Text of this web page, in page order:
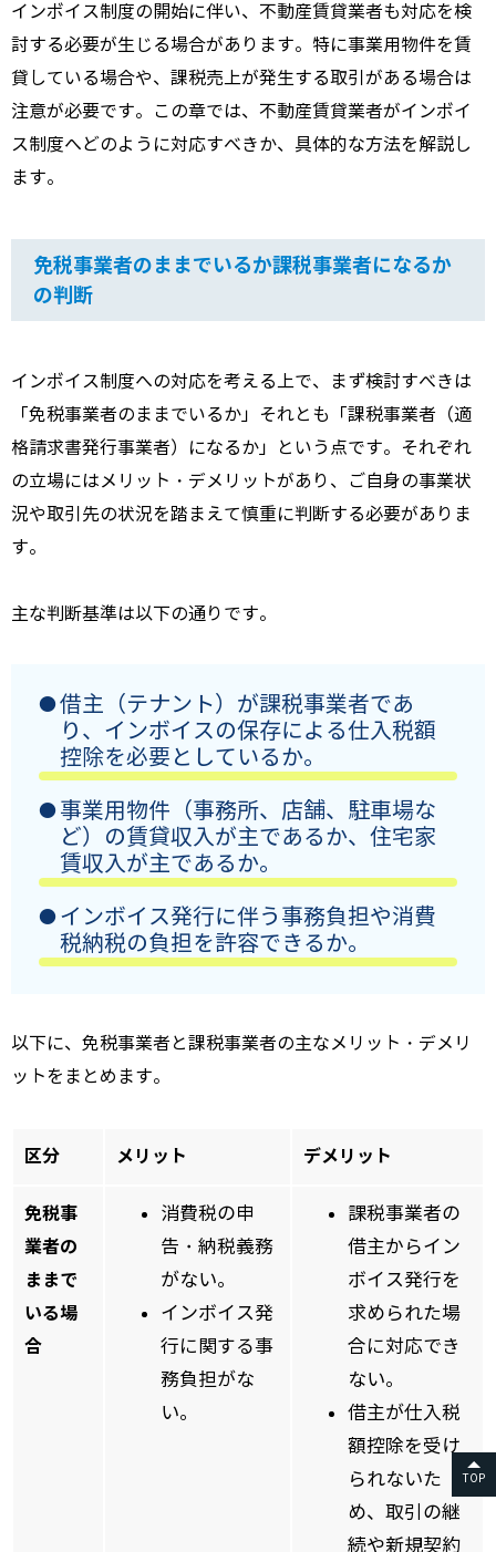
インボイス制度の開始に伴い、不動産賃貸業者も対応を検
討する必要が生じる場合があります。特に事業用物件を賃
貸している場合や、課税売上が発生する取引がある場合は
注意が必要です。この章では、不動産賃貸業者がインボイ
ス制度へどのように対応すべきか、具体的な方法を解説し
ます。
免税事業者のままでいるか課税事業者になるか
の判断
インボイス制度への対応を考える上で、まず検討すべきは
「免税事業者のままでいるか」それとも「課税事業者（適
格請求書発行事業者）になるか」という点です。それぞれ
の立場にはメリット・デメリットがあり、ご自身の事業状
況や取引先の状況を踏まえて慎重に判断する必要がありま
す。
主な判断基準は以下の通りです。
借主（テナント）が課税事業者であ
り、インボイスの保存による仕入税額
控除を必要としているか。
事業用物件（事務所、店舗、駐車場な
ど）の賃貸収入が主であるか、住宅家
賃収入が主であるか。
インボイス発行に伴う事務負担や消費
税納税の負担を許容できるか。
以下に、免税事業者と課税事業者の主なメリット・デメリ
ットをまとめます。
区分 メリット デメリット
免税事
業者の
ままで
いる場
合
消費税の申
告・納税義務
がない。
インボイス発
行に関する事
務負担がな
い。
課税事業者の
借主からイン
ボイス発行を
求められた場
合に対応でき
ない。
借主が仕入税
額控除を受け
られないた
め、取引の継
続や新規契約
TOP